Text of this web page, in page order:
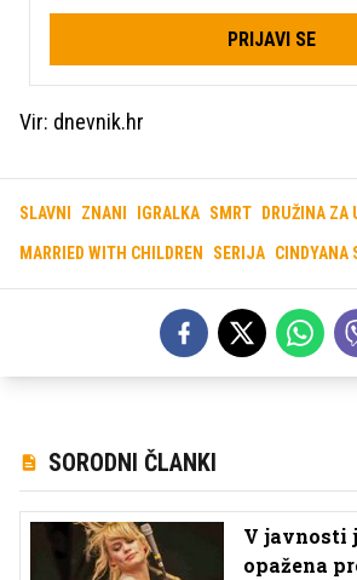
PRIJAVI SE
Vir: dnevnik.hr
SLAVNI ZNANI IGRALKA SMRT DRUŽINA ZA
MARRIED WITH CHILDREN SERIJA CINDYANA
SORODNI ČLANKI
V javnosti
opažena